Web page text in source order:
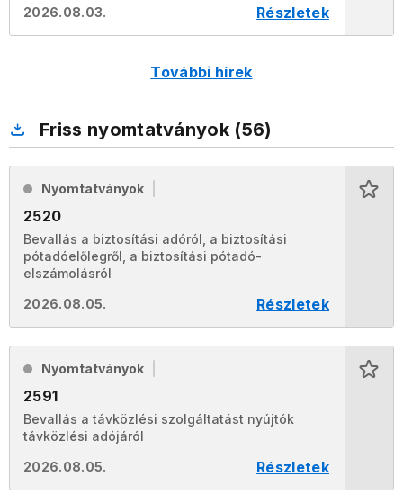
2026.08.03. Részletek
További hírek
Friss nyomtatványok (56)
Nyomtatványok
2520
Bevallás a biztosítási adóról, a biztosítási
pótadóelőlegről, a biztosítási pótadó-
elszámolásról
2026.08.05.
Részletek
Nyomtatványok
2591
Bevallás a távközlési szolgáltatást nyújtók
távközlési adójáról
2026.08.05.
Részletek